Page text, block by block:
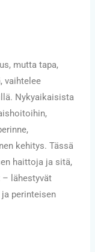
mutta tapa,
vaihtelee
Nykyaikaisista
kehitys. Tässä
haittoja ja sitä,
– lähestyvät
perinteisen